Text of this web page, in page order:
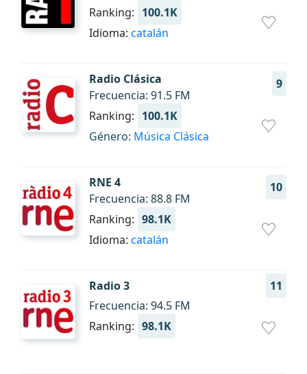
Ranking: 100.1K
Idioma: catalán
Radio Clásica 9
Frecuencia: 91.5 FM
Ranking: 100.1K
Género: Música Clásica
RNE 4 10
Frecuencia: 88.8 FM
Ranking: 98.1K
Idioma: catalán
Radio 3
11
Frecuencia: 94.5 FM
Ranking: 98.1K